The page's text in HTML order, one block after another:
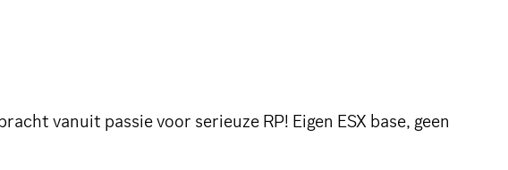
vanuit passie voor serieuze RP! Eigen ESX base, geen